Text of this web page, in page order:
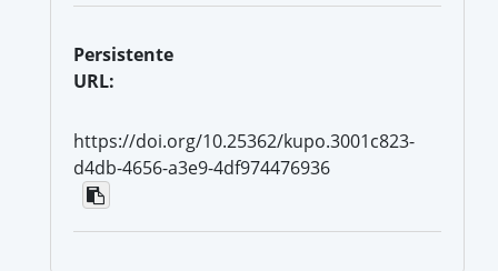
Persistente
URL:
https://doi.org/10.25362/kupo.3001c823-
d4db-4656-a3e9-4df974476936